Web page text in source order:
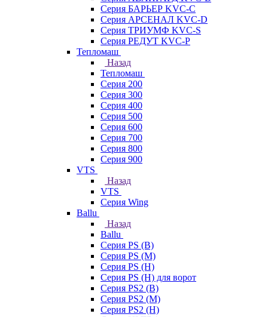
Серия БАРЬЕР KVC-C
Серия АРСЕНАЛ KVC-D
Серия ТРИУМФ KVC-S
Серия РЕДУТ KVC-P
Тепломаш
Назад
Тепломаш
Серия 200
Серия 300
Серия 400
Серия 500
Серия 600
Серия 700
Серия 800
Серия 900
VTS
Назад
VTS
Серия Wing
Ballu
Назад
Ballu
Серия PS (B)
Серия PS (M)
Серия PS (H)
Серия PS (H) для ворот
Серия PS2 (B)
Серия PS2 (M)
Серия PS2 (H)